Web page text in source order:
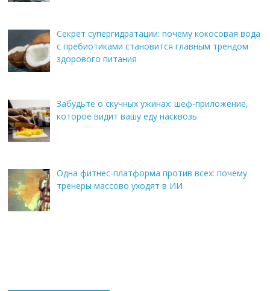
Секрет супергидратации: почему кокосовая вода
с пребиотиками становится главным трендом
здорового питания
Забудьте о скучных ужинах: шеф-приложение,
которое видит вашу еду насквозь
Одна фитнес-платформа против всех: почему
тренеры массово уходят в ИИ